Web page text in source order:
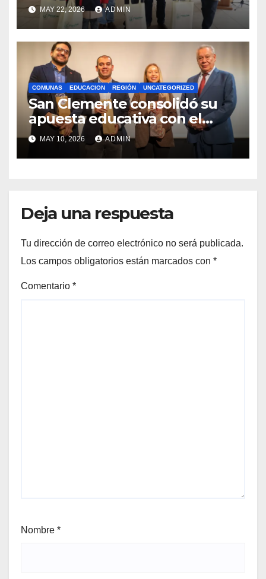
estudiantes con recursos del
Royalty Minero
MAY 22, 2026 ADMIN
COMUNAS EDUCACION REGIÓN UNCATEGORIZED
San Clemente consolidó su
apuesta educativa con el
lanzamiento del
Preuniversitario Brotes 2026
MAY 10, 2026 ADMIN
Deja una respuesta
Tu dirección de correo electrónico no será publicada.
Los campos obligatorios están marcados con *
Comentario *
Nombre *